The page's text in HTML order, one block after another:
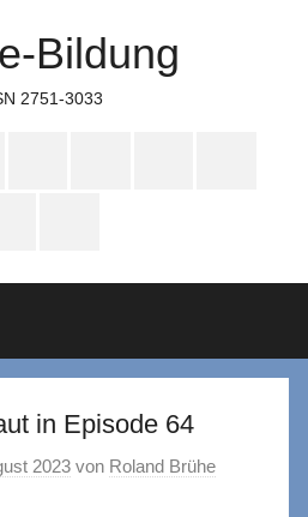
Bildung
2751-3033
in Episode 64
2023 von Roland Brühe